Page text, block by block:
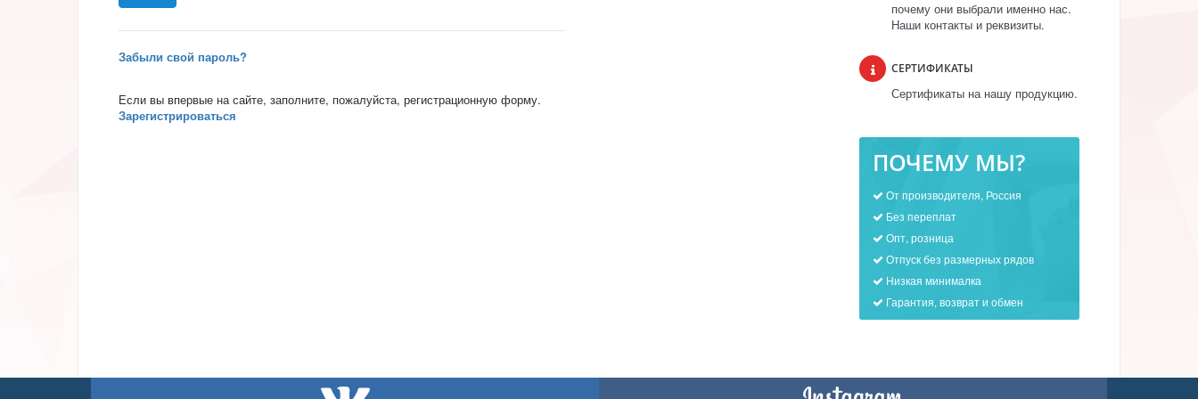
Забыли свой пароль?
Если вы впервые на сайте, заполните, пожалуйста, регистрационную форму.
Зарегистрироваться
почему они выбрали именно нас.
Наши контакты и реквизиты.
СЕРТИФИКАТЫ
Сертификаты на нашу продукцию.
ПОЧЕМУ МЫ?
От производителя, Россия
Без переплат
Опт, розница
Отпуск без размерных рядов
Низкая минималка
Гарантия, возврат и обмен